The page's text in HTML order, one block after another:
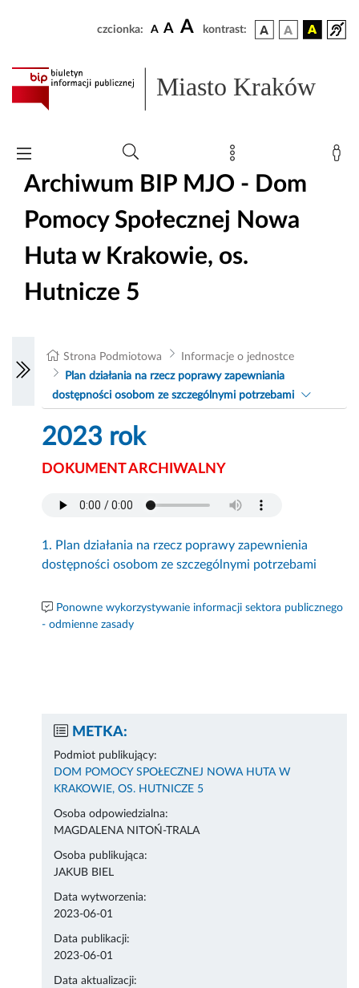
czcionka: A A A kontrast:
Miasto Kraków
Archiwum BIP MJO - Dom
Pomocy Społecznej Nowa
Huta w Krakowie, os.
Hutnicze 5
Strona Podmiotowa
Informacje o jednostce
Plan działania na rzecz poprawy zapewniania
dostępności osobom ze szczególnymi potrzebami
2023 rok
DOKUMENT ARCHIWALNY
1. Plan działania na rzecz poprawy zapewnienia
dostępności osobom ze szczególnymi potrzebami
Ponowne wykorzystywanie informacji sektora publicznego
- odmienne zasady
METKA:
Podmiot publikujący:
DOM POMOCY SPOŁECZNEJ NOWA HUTA W
KRAKOWIE, OS. HUTNICZE 5
Osoba odpowiedzialna:
MAGDALENA NITOŃ-TRALA
Osoba publikująca:
JAKUB BIEL
Data wytworzenia:
2023-06-01
Data publikacji:
2023-06-01
Data aktualizacji: